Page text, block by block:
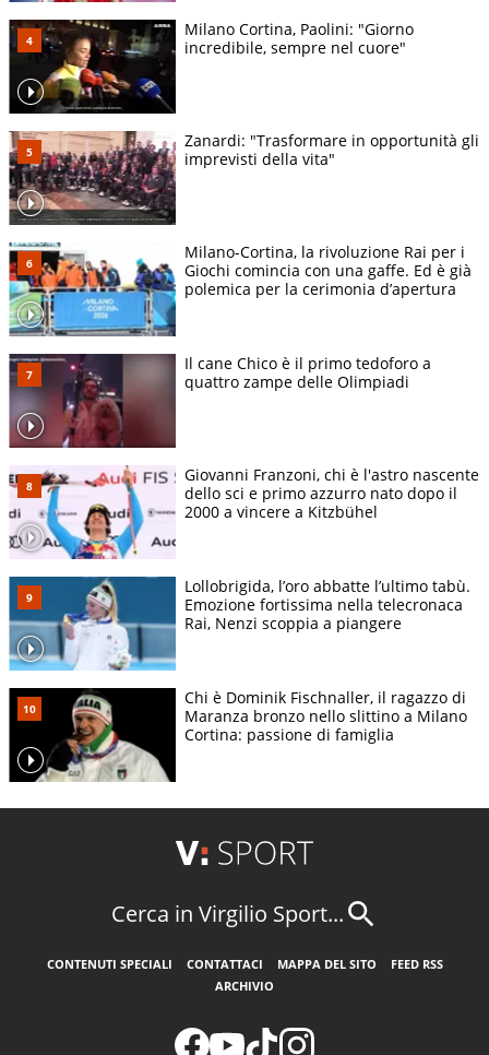
Milano Cortina, Paolini: "Giorno
incredibile, sempre nel cuore"
Zanardi: "Trasformare in opportunità gli
imprevisti della vita"
Milano-Cortina, la rivoluzione Rai per i
Giochi comincia con una gaffe. Ed è già
polemica per la cerimonia d’apertura
Il cane Chico è il primo tedoforo a
quattro zampe delle Olimpiadi
Giovanni Franzoni, chi è l'astro nascente
dello sci e primo azzurro nato dopo il
2000 a vincere a Kitzbühel
Lollobrigida, l’oro abbatte l’ultimo tabù.
Emozione fortissima nella telecronaca
Rai, Nenzi scoppia a piangere
Chi è Dominik Fischnaller, il ragazzo di
Maranza bronzo nello slittino a Milano
Cortina: passione di famiglia
Cerca in Virgilio Sport...
CONTENUTI SPECIALI CONTATTACI MAPPA DEL SITO
FEED RSS
ARCHIVIO